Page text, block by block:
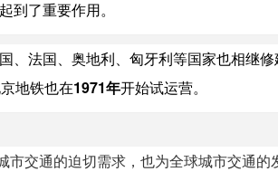
了重要作用。
、法国、奥地利、匈牙利等国家也相继
地铁也在1971年开始试运营。
交通的迫切需求，也为全球城市交通的